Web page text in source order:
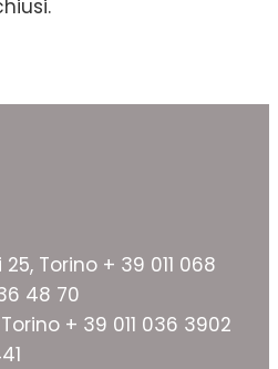
Torino + 39 011 068
48 70
+ 39 011 036 3902